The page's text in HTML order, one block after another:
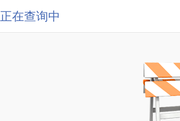
正在查询中